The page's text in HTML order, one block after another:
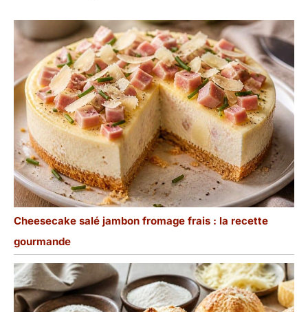
Cheesecake salé jambon fromage frais : la recette
gourmande